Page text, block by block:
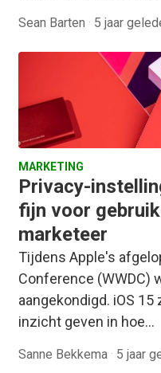
Sean Barten · 5 jaar
MARKETING
Privacy-
fijn voor
marketeer
Tijdens Apple's
Conference (WWDC)
aangekondigd. iOS
inzicht geven in hoe…
Sanne Bekkema · 5 jaar